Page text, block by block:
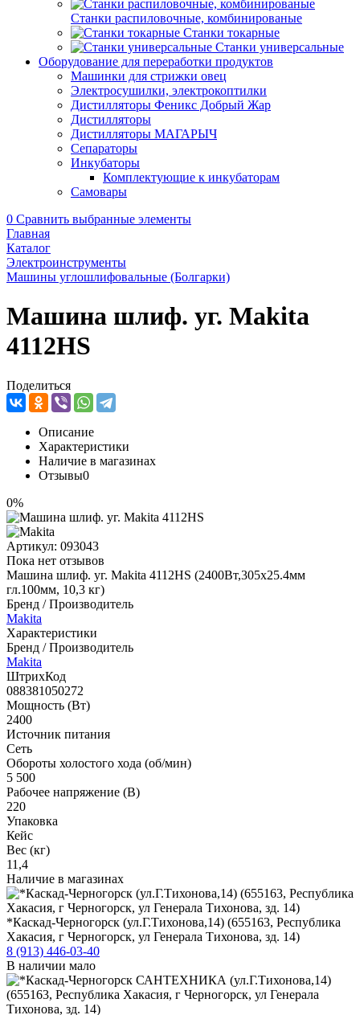
Станки распиловочные, комбинированые
Станки токарные
Станки универсальные
Оборудование для переработки продуктов
Машинки для стрижки овец
Электросушилки, электрокоптилки
Дистилляторы Феникс Добрый Жар
Дистилляторы
Дистилляторы МАГАРЫЧ
Сепараторы
Инкубаторы
Комплектующие к инкубаторам
Самовары
0 Сравнить выбранные элементы
Главная
Каталог
Электроинструменты
Машины углошлифовальные (Болгарки)
Машина шлиф. уг. Makita
4112HS
Поделиться
Описание
Характеристики
Наличие в магазинах
Отзывы0
0%
Артикул: 093043
Пока нет отзывов
Машина шлиф. уг. Makita 4112HS (2400Вт,305х25.4мм
гл.100мм, 10,3 кг)
Бренд / Производитель
Makita
Характеристики
Бренд / Производитель
Makita
ШтрихКод
088381050272
Мощность (Вт)
2400
Источник питания
Сеть
Обороты холостого хода (об/мин)
5 500
Рабочее напряжение (В)
220
Упаковка
Кейс
Вес (кг)
11,4
Наличие в магазинах
*Каскад-Черногорск (ул.Г.Тихонова,14) (655163, Республика
Хакасия, г Черногорск, ул Генерала Тихонова, зд. 14)
8 (913) 446-03-40
В наличии мало